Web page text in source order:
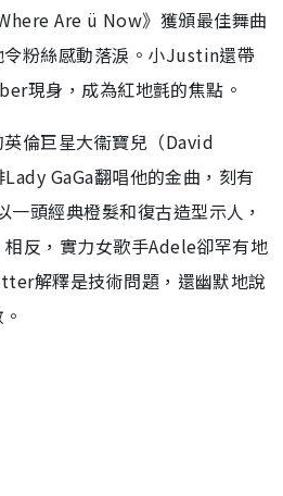
Are ü Now》獲頒最佳舞曲
粉絲感動落淚。小Justin還帶
現身，成為紅地氈的焦點。
倫巨星大衞寶兒（David
GaGa翻唱他的金曲，刻有
一頭經典橙髮和復古造型示人，
反，實力女歌手Adele卻罕有地
解釋是技術問題，還幽默地說